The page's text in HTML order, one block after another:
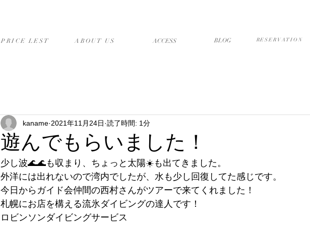
PRICE LEST ABOUT US ​ACCESS BLOG RESERVATION
遊んでもらいました！
kaname 2021年11月24日 読了時間: 1分
少し波🌊🌊も収まり、ちょっと太陽☀️も出てきました。
外洋には出れないので湾内でしたが、水も少し回復してた感じです。
今日からガイド会仲間の西村さんがツアーで来てくれました！
札幌にお店を構える流氷ダイビングの達人です！
ロビンソンダイビングサービス